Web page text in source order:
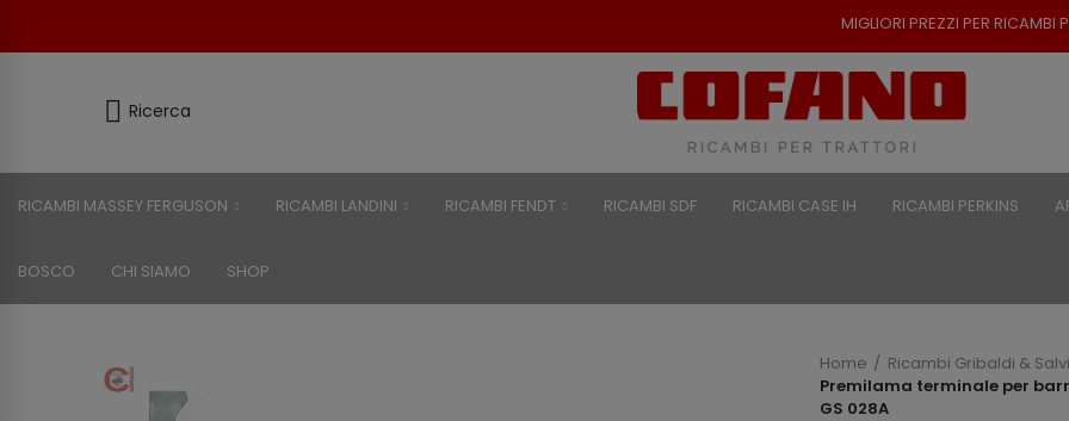
MIGLIORI PREZZI PER RICAMBI PER TRATTORI -
Ricerca
RICAMBI MASSEY FERGUSON RICAMBI LANDINI RICAMBI FENDT RICAMBI SDF RICAMBI CASE IH RICAMBI PERKINS
BOSCO CHI SIAMO SHOP
Home
Ricambi Gribaldi &
Premilama terminale per
GS 028A